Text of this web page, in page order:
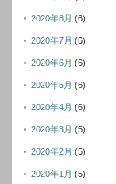
2020年8月 (6)
2020年7月 (6)
2020年6月 (6)
2020年5月 (6)
2020年4月 (6)
2020年3月 (5)
2020年2月 (5)
2020年1月 (5)